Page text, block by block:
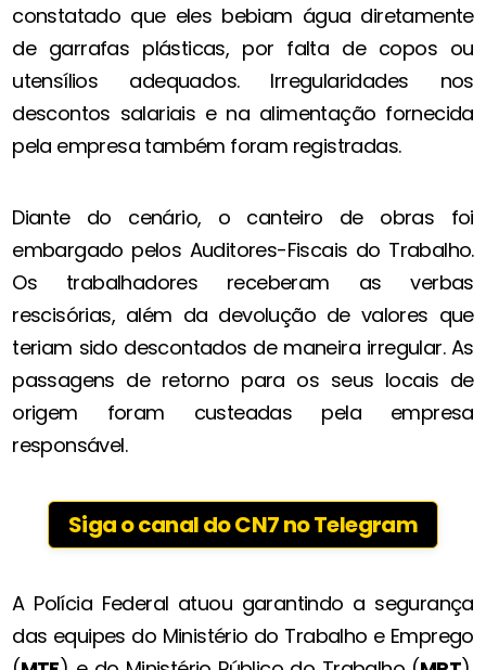
constatado que eles bebiam água diretamente
de garrafas plásticas, por falta de copos ou
utensílios adequados. Irregularidades nos
descontos salariais e na alimentação fornecida
pela empresa também foram registradas.
Diante do cenário, o canteiro de obras foi
embargado pelos Auditores-Fiscais do Trabalho.
Os trabalhadores receberam as verbas
rescisórias, além da devolução de valores que
teriam sido descontados de maneira irregular. As
passagens de retorno para os seus locais de
origem foram custeadas pela empresa
responsável.
Siga o canal do CN7 no Telegram
A Polícia Federal atuou garantindo a segurança
das equipes do Ministério do Trabalho e Emprego